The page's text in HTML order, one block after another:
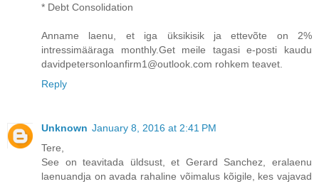
* Debt Consolidation
Anname laenu, et iga üksikisik ja ettevõte on 2%
intressimääraga monthly.Get meile tagasi e-posti kaudu
davidpetersonloanfirm1@outlook.com rohkem teavet.
Reply
Unknown January 8, 2016 at 2:41 PM
Tere,
See on teavitada üldsust, et Gerard Sanchez, eralaenu
laenuandja on avada rahaline võimalus kõigile, kes vajavad